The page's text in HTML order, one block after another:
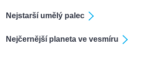
Nejstarší umělý palec
Nejčernější planeta ve vesmíru